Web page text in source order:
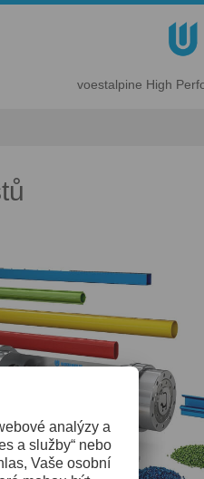
voestalpine High